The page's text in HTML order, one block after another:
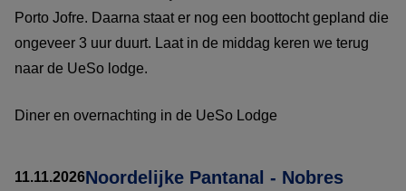
Porto Jofre. Daarna staat er nog een boottocht gepland die
ongeveer 3 uur duurt. Laat in de middag keren we terug
naar de UeSo lodge.
Diner en overnachting in de UeSo Lodge
11.11.2026Noordelijke Pantanal - Nobres